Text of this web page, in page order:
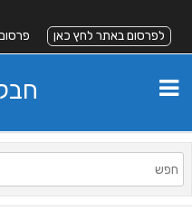
לפרסום באתר לחץ כאן